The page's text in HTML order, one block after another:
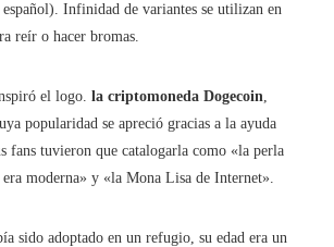
español). Infinidad de variantes se utilizan en
reír o hacer bromas.
el logo. la criptomoneda Dogecoin,
popularidad se apreció gracias a la ayuda
fans tuvieron que catalogarla como «la perla
moderna» y «la Mona Lisa de Internet».
sido adoptado en un refugio, su edad era un